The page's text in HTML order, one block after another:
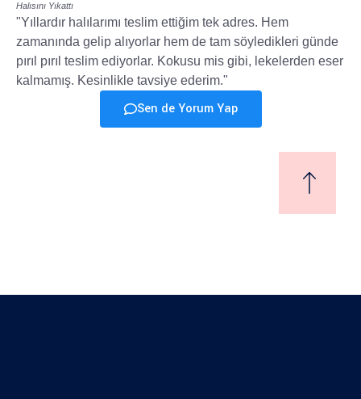
Halısını Yıkattı
"Yıllardır halılarımı teslim ettiğim tek adres. Hem
zamanında gelip alıyorlar hem de tam söyledikleri günde
pırıl pırıl teslim ediyorlar. Kokusu mis gibi, lekelerden eser
kalmamış. Kesinlikle tavsiye ederim."
Sen de Yorum Yap